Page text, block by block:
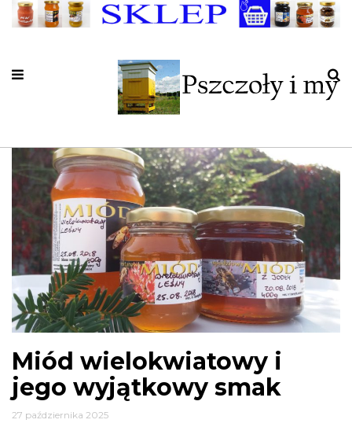
Miód wielokwiatowy i
jego wyjątkowy smak
27 października 2025